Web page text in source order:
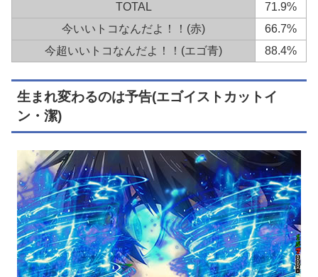
TOTAL
71.9%
今いいトコなんだよ！！(赤)
66.7%
今超いいトコなんだよ！！(エゴ青)
88.4%
生まれ変わるのは予告(エゴイストカットイ
ン・潔)